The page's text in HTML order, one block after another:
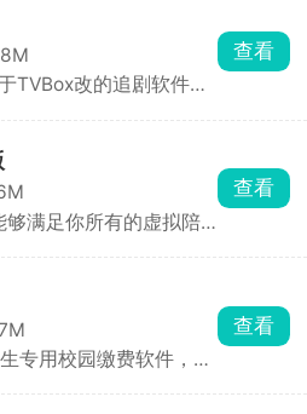
私聊。也可以自定义创
打造专属虚拟伴侣，所
你掌控。
TVBox改的追剧软件，
清蓝光随便看，还能投
找剧快、更新及时，追
查看
满足你所有的虚拟陪
的外貌、性格和聊天风
与对话内容做出符合人
感极强。聊天支持文
也可直接选择AI生成的
查看
专用校园缴费软件，洗
查看